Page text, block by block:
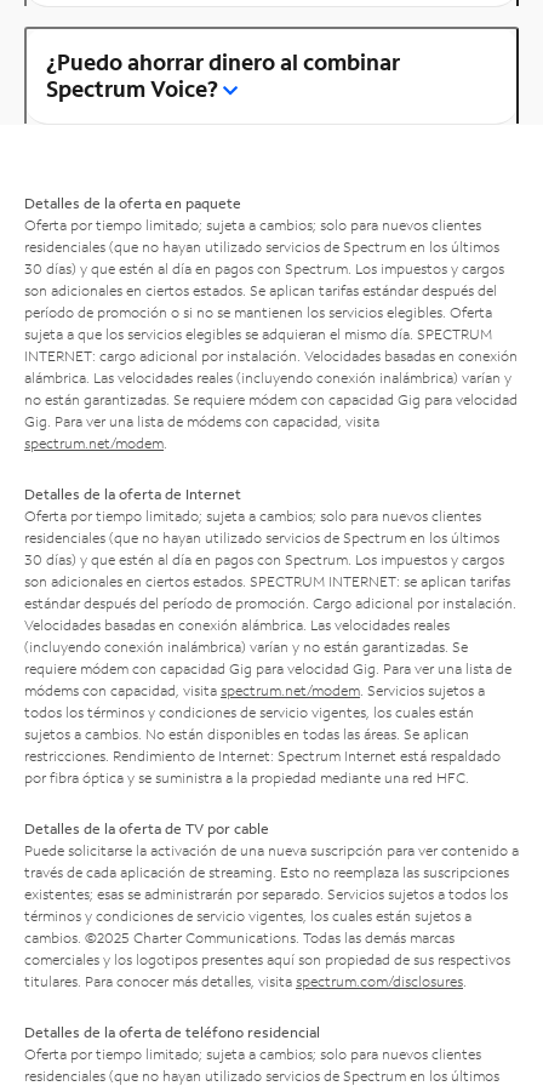
¿Puedo ahorrar dinero al combinar
Spectrum Voice?
Detalles de la oferta en paquete
Oferta por tiempo limitado; sujeta a cambios; solo para nuevos clientes
residenciales (que no hayan utilizado servicios de Spectrum en los últimos
30 días) y que estén al día en pagos con Spectrum. Los impuestos y cargos
son adicionales en ciertos estados. Se aplican tarifas estándar después del
período de promoción o si no se mantienen los servicios elegibles. Oferta
sujeta a que los servicios elegibles se adquieran el mismo día. SPECTRUM
INTERNET: cargo adicional por instalación. Velocidades basadas en conexión
alámbrica. Las velocidades reales (incluyendo conexión inalámbrica) varían y
no están garantizadas. Se requiere módem con capacidad Gig para velocidad
Gig. Para ver una lista de módems con capacidad, visita
spectrum.net/modem
Detalles de la oferta de Internet
Oferta por tiempo limitado; sujeta a cambios; solo para nuevos clientes
residenciales (que no hayan utilizado servicios de Spectrum en los últimos
30 días) y que estén al día en pagos con Spectrum. Los impuestos y cargos
son adicionales en ciertos estados. SPECTRUM INTERNET: se aplican tarifas
estándar después del período de promoción. Cargo adicional por instalación.
Velocidades basadas en conexión alámbrica. Las velocidades reales
(incluyendo conexión inalámbrica) varían y no están garantizadas. Se
requiere módem con capacidad Gig para velocidad Gig. Para ver una lista de
módems con capacidad, visita spectrum.net/modem . Servicios sujetos a
todos los términos y condiciones de servicio vigentes, los cuales están
sujetos a cambios. No están disponibles en todas las áreas. Se aplican
restricciones. Rendimiento de Internet: Spectrum Internet está respaldado
por fibra óptica y se suministra a la propiedad mediante una red HFC.
Detalles de la oferta de TV por cable
Puede solicitarse la activación de una nueva suscripción para ver contenido a
través de cada aplicación de streaming. Esto no reemplaza las suscripciones
existentes; esas se administrarán por separado. Servicios sujetos a todos los
términos y condiciones de servicio vigentes, los cuales están sujetos a
cambios. ©2025 Charter Communications. Todas las demás marcas
comerciales y los logotipos presentes aquí son propiedad de sus respectivos
titulares. Para conocer más detalles, visita spectrum.com/disclosures
Detalles de la oferta de teléfono residencial
Oferta por tiempo limitado; sujeta a cambios; solo para nuevos clientes
residenciales (que no hayan utilizado servicios de Spectrum en los últimos